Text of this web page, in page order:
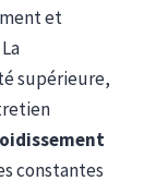
et
supérieure,
constantes